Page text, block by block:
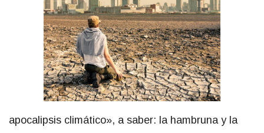
apocalipsis climático», a saber: la hambruna y la